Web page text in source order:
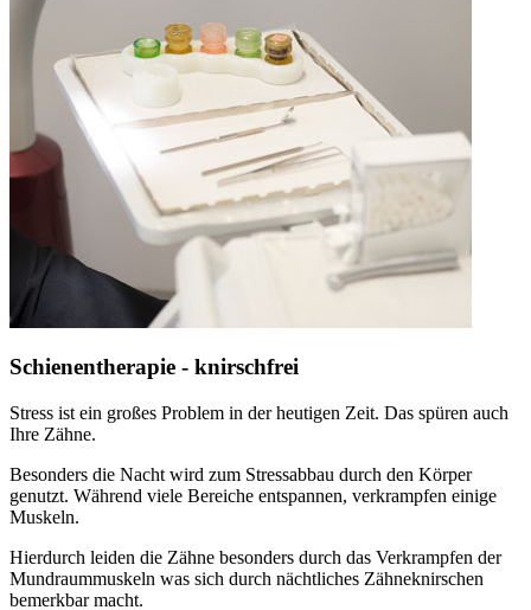
Schienentherapie - knirschfrei
Stress ist ein großes Problem in der heutigen Zeit. Das spüren auch
Ihre Zähne.
Besonders die Nacht wird zum Stressabbau durch den Körper
genutzt. Während viele Bereiche entspannen, verkrampfen einige
Muskeln.
Hierdurch leiden die Zähne besonders durch das Verkrampfen der
Mundraummuskeln was sich durch nächtliches Zähneknirschen
bemerkbar macht.